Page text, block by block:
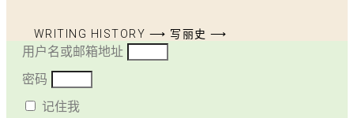
WRITING HISTORY ⟶ 写丽史 ⟶
用户名或邮箱地址
密码
记住我